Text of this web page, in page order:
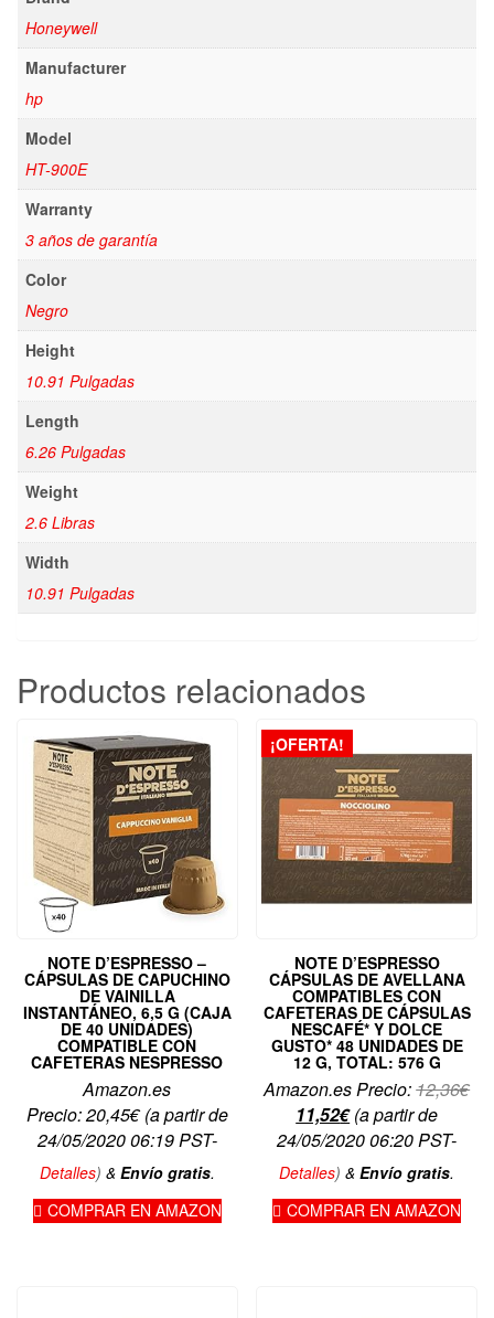
Honeywell
Manufacturer
hp
Model
HT-900E
Warranty
3 años de garantía
Color
Negro
Height
10.91 Pulgadas
Length
6.26 Pulgadas
Weight
2.6 Libras
Width
10.91 Pulgadas
Productos relacionados
NOTE D’ESPRESSO –
CÁPSULAS DE CAPUCHINO
DE VAINILLA
INSTANTÁNEO, 6,5 G (CAJA
DE 40 UNIDADES)
COMPATIBLE CON
CAFETERAS NESPRESSO
Amazon.es
Precio:20,45€(a partir de
24/05/2020 06:19 PST-
Detalles) & Envío gratis.
COMPRAR EN AMAZON
¡OFERTA!
NOTE D’ESPRESSO
CÁPSULAS DE AVELLANA
COMPATIBLES CON
CAFETERAS DE CÁPSULAS
NESCAFÉ* Y DOLCE
GUSTO* 48 UNIDADES DE
12 G, TOTAL: 576 G
Amazon.es Precio:12,36€El
11,52€El
precio
actual
11,52€.
(a partir de
24/05/2020 06:20 PST-
Detalles)&Envío gratis.
COMPRAR EN AMAZON